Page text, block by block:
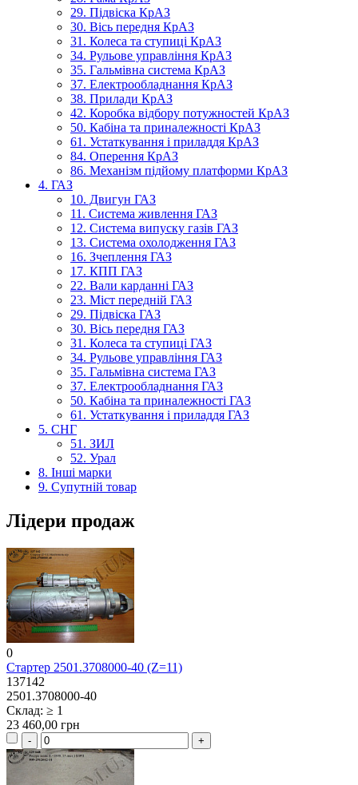
29. Підвіска КрАЗ
30. Вісь передня КрАЗ
31. Колеса та ступиці КрАЗ
34. Рульове управління КрАЗ
35. Гальмівна система КрАЗ
37. Електрообладнання КрАЗ
38. Прилади КрАЗ
42. Коробка відбору потужностей КрАЗ
50. Кабіна та приналежності КрАЗ
61. Устаткування і приладдя КрАЗ
84. Оперення КрАЗ
86. Механізм підйому платформи КрАЗ
4. ГАЗ
10. Двигун ГАЗ
11. Система живлення ГАЗ
12. Система випуску газів ГАЗ
13. Система охолодження ГАЗ
16. Зчеплення ГАЗ
17. КПП ГАЗ
22. Вали карданні ГАЗ
23. Міст передній ГАЗ
29. Підвіска ГАЗ
30. Вісь передня ГАЗ
31. Колеса та ступиці ГАЗ
34. Рульове управління ГАЗ
35. Гальмівна система ГАЗ
37. Електрообладнання ГАЗ
50. Кабіна та приналежності ГАЗ
61. Устаткування і приладдя ГАЗ
5. СНГ
51. ЗИЛ
52. Урал
8. Інші марки
9. Супутній товар
Лідери продаж
0
Стартер 2501.3708000-40 (Z=11)
137142
2501.3708000-40
Склад: ≥ 1
23 460,00 грн